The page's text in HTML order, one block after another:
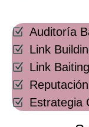
Auditoría
Link
Link Baiting
Estrategia